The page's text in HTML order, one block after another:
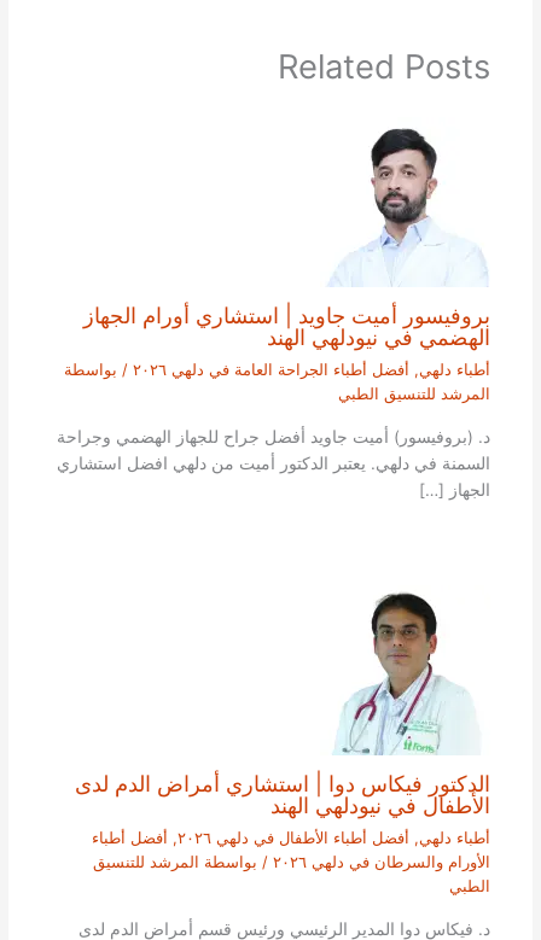
Related Posts
بروفيسور أميت جاويد | استشاري أورام الجهاز
الهضمي في نيودلهي الهند
أطباء دلهي, أفضل أطباء الجراحة العامة في دلهي ٢٠٢٦
/ بواسطة
المرشد للتنسيق الطبي
د. (بروفيسور) أميت جاويد أفضل جراح للجهاز الهضمي وجراحة
السمنة في دلهي. يعتبر الدكتور أميت من دلهي افضل استشاري
الجهاز […]
الدكتور فيكاس دوا | استشاري أمراض الدم لدى
الأطفال في نيودلهي الهند
أطباء دلهي, أفضل أطباء الأطفال في دلهي ٢٠٢٦ , أفضل أطباء
الأورام والسرطان في دلهي ٢٠٢٦
/ بواسطة المرشد للتنسيق
الطبي
د. فيكاس دوا المدير الرئيسي ورئيس قسم أمراض الدم لدى